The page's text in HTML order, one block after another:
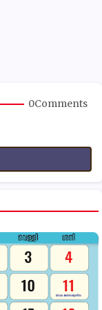
0Comments